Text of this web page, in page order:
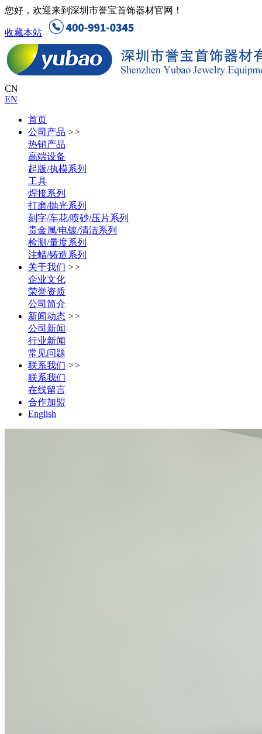
您好，欢迎来到深圳市誉宝首饰器材官网！
收藏本站
CN
EN
首页
公司产品 >>
热销产品
高端设备
起版/执模系列
工具
焊接系列
打磨/抛光系列
刻字/车花/喷砂/压片系列
贵金属/电镀/清洁系列
检测/量度系列
注蜡/铸造系列
关于我们 >>
企业文化
荣誉资质
公司简介
新闻动态 >>
公司新闻
行业新闻
常见问题
联系我们 >>
联系我们
在线留言
合作加盟
English